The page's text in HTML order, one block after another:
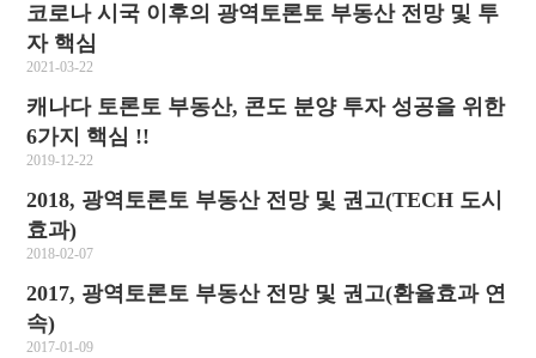
코로나 시국 이후의 광역토론토 부동산 전망 및 투
자 핵심
2021-03-22
캐나다 토론토 부동산, 콘도 분양 투자 성공을 위한
6가지 핵심 !!
2019-12-22
2018, 광역토론토 부동산 전망 및 권고(TECH 도시
효과)
2018-02-07
2017, 광역토론토 부동산 전망 및 권고(환율효과 연
속)
2017-01-09